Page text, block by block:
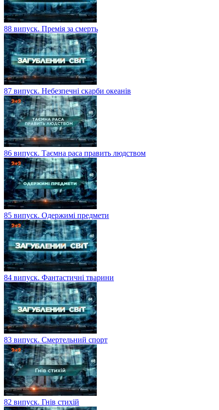
88 випуск. Премія за смерть
87 випуск. Небезпечні скарби океанів
86 випуск. Таємна раса править людством
85 випуск. Одержимі предмети
84 випуск. Фантастичні тварини
83 випуск. Смертельний спорт
82 випуск. Гнів стихій